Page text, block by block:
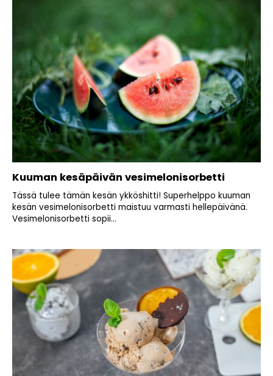
Kuuman kesäpäivän vesimelonisorbetti
Tässä tulee tämän kesän ykköshitti! Superhelppo kuuman
kesän vesimelonisorbetti maistuu varmasti hellepäivänä.
Vesimelonisorbetti sopii...